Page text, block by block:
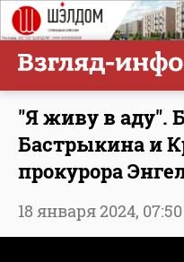
"Я живу в аду".
Бастрыкина и
прокурора
18 января 2024, 07:50